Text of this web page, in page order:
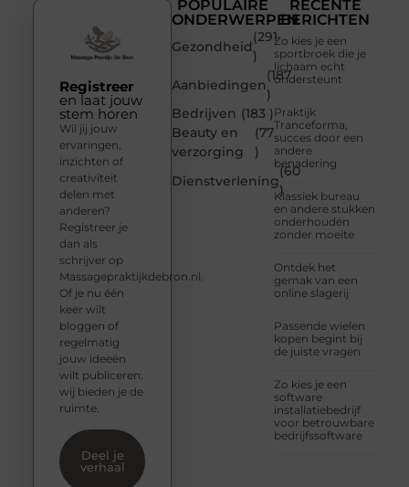
POPULAIRE
ONDERWERPEN
Gezondheid
(291
)
Aanbiedingen
(187
)
Bedrijven (183 )
Beauty en
verzorging
(77
)
Dienstverlening
(60
)
RECENTE
BERICHTEN
Zo kies je een
sportbroek die je
lichaam echt
ondersteunt
Praktijk
Tranceforma,
succes door een
andere
benadering
Klassiek bureau
en andere stukken
onderhouden
zonder moeite
Ontdek het
gemak van een
online slagerij
Passende wielen
kopen begint bij
de juiste vragen
Zo kies je een
software
installatiebedrijf
voor betrouwbare
bedrijfssoftware
Registreer
en laat jouw
stem horen
Wil jij jouw
ervaringen,
inzichten of
creativiteit
delen met
anderen?
Registreer je
dan als
schrijver op
Massagepraktijkdebron.nl.
Of je nu één
keer wilt
bloggen of
regelmatig
jouw ideeën
wilt publiceren:
wij bieden je de
ruimte.
Deel je
verhaal